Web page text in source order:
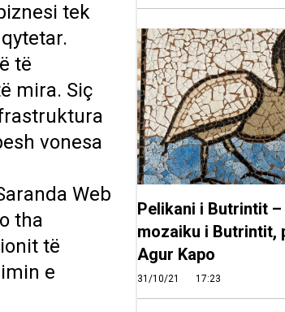
tek
të
mira. Siç
vonesa
Web
tha
të
e
Pelikani i Butrintit
mozaiku i Butrintit,
Agur Kapo
31/10/21 17:23